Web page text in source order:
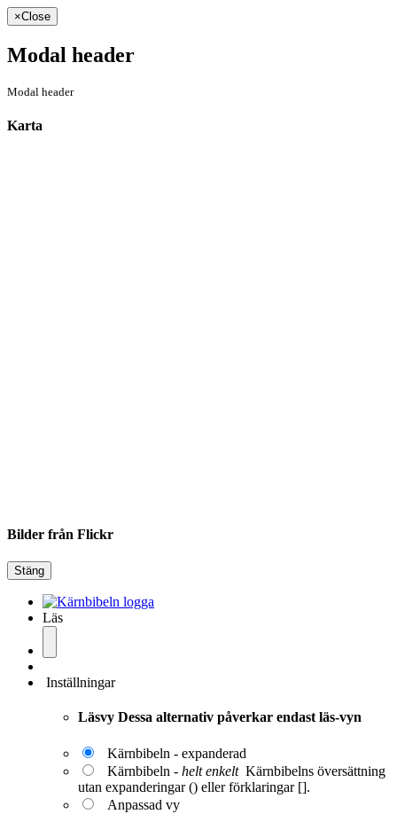
×Close
Modal header
Modal header
Karta
Bilder från Flickr
Stäng
Läs
Inställningar
Läsvy Dessa alternativ påverkar endast läs-vyn
Kärnbibeln - expanderad
Kärnbibeln - helt enkelt Kärnbibelns översättning
utan expanderingar () eller förklaringar [].
Anpassad vy